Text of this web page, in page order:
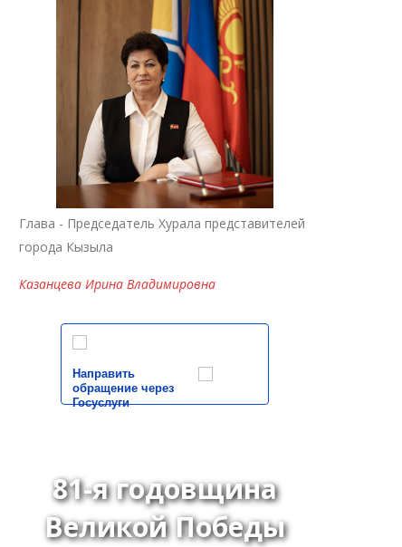
Глава - Председатель Хурала представителей
города Кызыла
Казанцева Ирина Владимировна
Направить
обращение через
Госуслуги
81-я годовщина
Великой Победы